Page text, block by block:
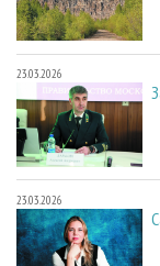
23.03.2026
23.03.2026